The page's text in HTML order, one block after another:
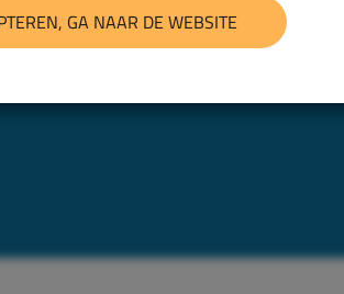
GA NAAR DE WEBSITE